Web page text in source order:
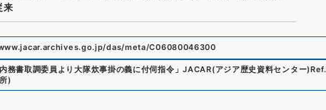
来
das/meta/C06080046300
務書取調委員より大隊炊事掛の義に付伺指令 」JACAR(アジア歴史資料センター)Ref.
)